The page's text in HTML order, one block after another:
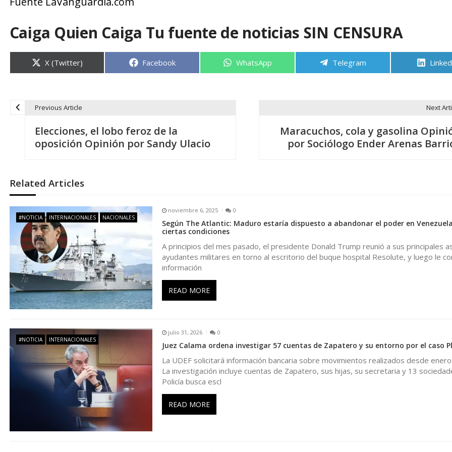
Caiga Quien Caiga Tu fuente de noticias SIN CENSURA
Compartir
en
X (Twitter) Compartir
Facebook Compartir
WhatsApp Compartir
Telegram
e
g
a
c
i
n
d
Previous Article
Elecciones, el lobo feroz de la
oposición Opinión por Sandy Ulacio
Next
Maracuchos, cola y gasolina
por Sociólogo Ender Arenas
Related Articles
#NOTICIA INTERNACIONALES NACIONALES
noviembre 6, 2025 0
Según The Atlantic: Maduro estaría dispuesto a abandonar el poder en
ciertas condiciones
A principios del mes pasado, el presidente Donald Trump reunió a sus principales
ayudantes militares en torno al escritorio del buque hospital Resolute, y luego le
información
READ MORE
#NOTICIA INTERNACIONALES
julio 31, 2026 0
Juez Calama ordena investigar 57 cuentas de Zapatero y su entorno por el caso
La UDEF solicitará información bancaria sobre movimientos realizados desde
La investigación incluye cuentas de Zapatero, sus hijas, su secretaria y 13
Policía busca escl
READ MORE